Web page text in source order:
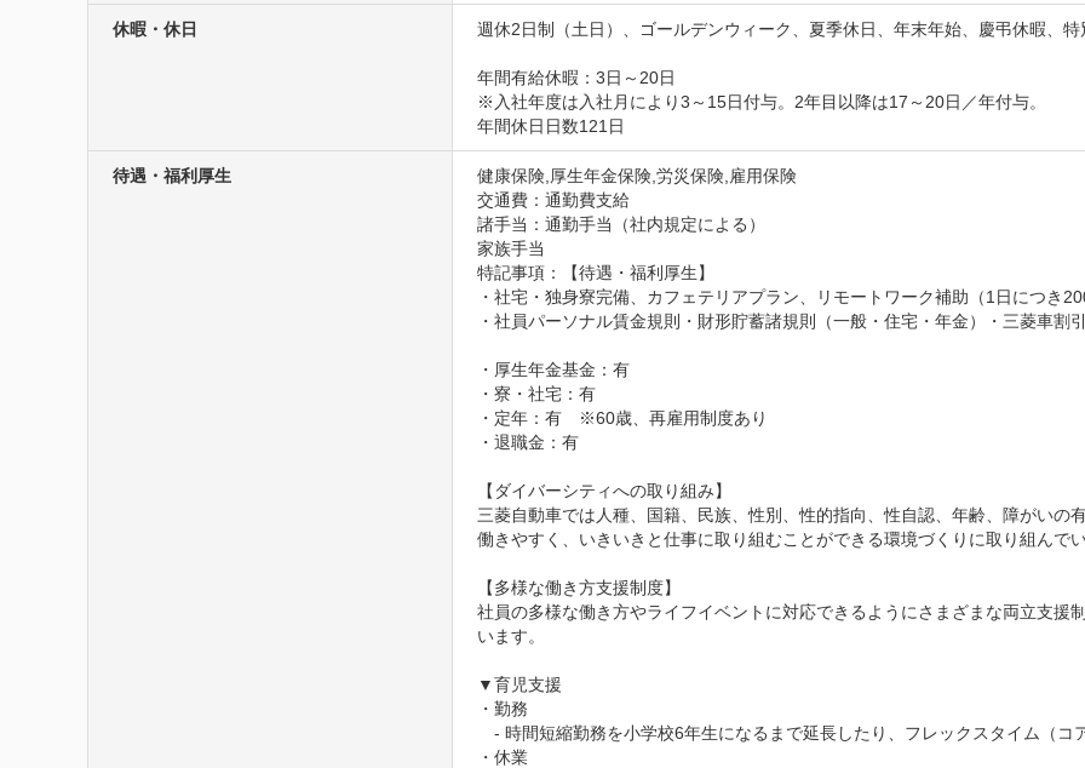
休暇・休日 週休2日制（土日）、ゴールデンウィーク、夏季休日、年末年始、慶弔休暇、特
年間有給休暇：3日～20日
※入社年度は入社月により3～15日付与。2年目以降は17～20日／年付与。
年間休日日数121日
待遇・福利厚生
健康保険,厚生年金保険,労災保険,雇用保険
交通費：通勤費支給
諸手当：通勤手当（社内規定による）
家族手当
特記事項：【待遇・福利厚生】
・社宅・独身寮完備、カフェテリアプラン、リモートワーク補助（1日につき
・社員パーソナル賃金規則・財形貯蓄諸規則（一般・住宅・年金）・三菱車割
・厚生年金基金：有
・寮・社宅：有
・定年：有　※60歳、再雇用制度あり
・退職金：有
【ダイバーシティへの取り組み】
三菱自動車では人種、国籍、民族、性別、性的指向、性自認、年齢、障がいの
働きやすく、いきいきと仕事に取り組むことができる環境づくりに取り組んで
【多様な働き方支援制度】
社員の多様な働き方やライフイベントに対応できるようにさまざまな両立支援
います。
▼育児支援
・勤務
- 時間短縮勤務を小学校6年生になるまで延長したり、フレックスタイム（コ
・休業